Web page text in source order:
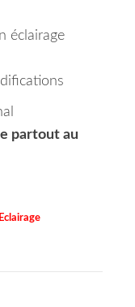
éclairage
partout au
Eclairage